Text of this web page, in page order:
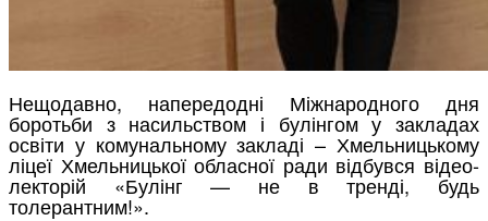
Нещодавно, напередодні Міжнародного дня
боротьби з насильством і булінгом у закладах
освіти у комунальному закладі – Хмельницькому
ліцеї Хмельницької обласної ради відбувся відео-
лекторій «Булінг — не в тренді, будь
толерантним!».